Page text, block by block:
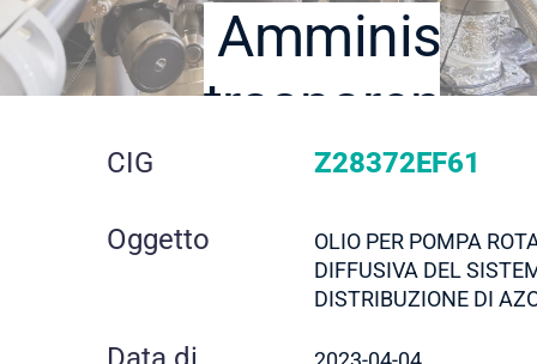
trasparente
dettaglio
gara
CIG Z28372EF61
Oggetto
OLIO PER POMPA
DIFFUSIVA DEL
DISTRIBUZIONE DI